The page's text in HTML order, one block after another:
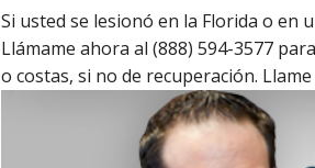
Si usted se lesionó en la Florida o en
Llámame ahora al (888) 594-3577
o costas, si no de recuperación.